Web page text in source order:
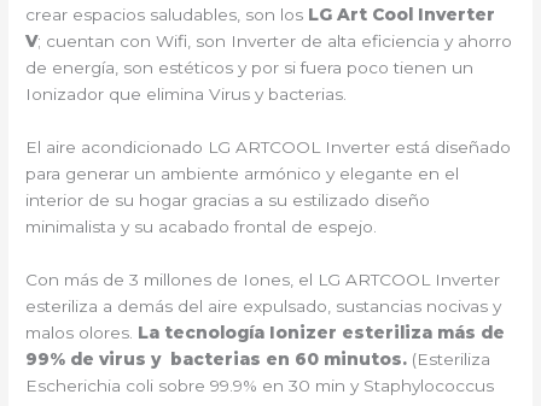
crear espacios saludables, son los LG Art Cool Inverter
V; cuentan con Wifi, son Inverter de alta eficiencia y ahorro
de energía, son estéticos y por si fuera poco tienen un
Ionizador que elimina Virus y bacterias.
El aire acondicionado LG ARTCOOL Inverter está diseñado
para generar un ambiente armónico y elegante en el
interior de su hogar gracias a su estilizado diseño
minimalista y su acabado frontal de espejo.
Con más de 3 millones de Iones, el LG ARTCOOL Inverter
esteriliza a demás del aire expulsado, sustancias nocivas y
malos olores. La tecnología Ionizer esteriliza más de
99% de virus y bacterias en 60 minutos. (Esteriliza
Escherichia coli sobre 99.9% en 30 min y Staphylococcus